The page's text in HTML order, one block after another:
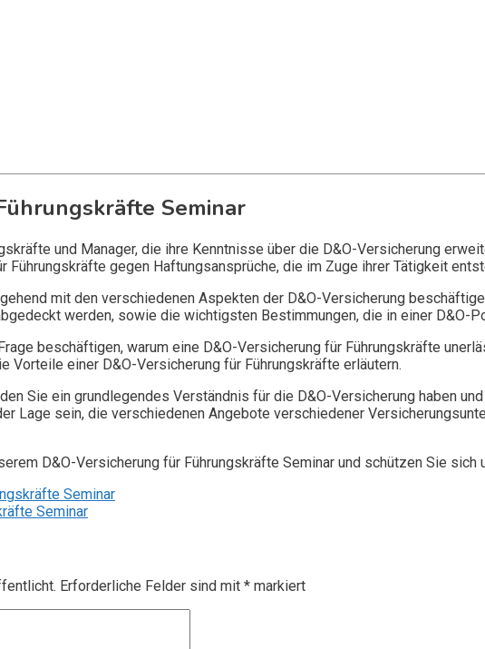
Seminar
und Manager, die ihre Kenntnisse über die D&O-Versicherung
Führungskräfte gegen Haftungsansprüche, die im Zuge ihrer Tätigkeit
mit den verschiedenen Aspekten der D&O-Versicherung
werden, sowie die wichtigsten Bestimmungen, die in einer D&O-
beschäftigen, warum eine D&O-Versicherung für Führungskräfte
Vorteile einer D&O-Versicherung für Führungskräfte erläutern.
Sie ein grundlegendes Verständnis für die D&O-Versicherung haben
Lage sein, die verschiedenen Angebote verschiedener
D&O-Versicherung für Führungskräfte Seminar und schützen Sie
Seminar
Seminar
Erforderliche Felder sind mit * markiert